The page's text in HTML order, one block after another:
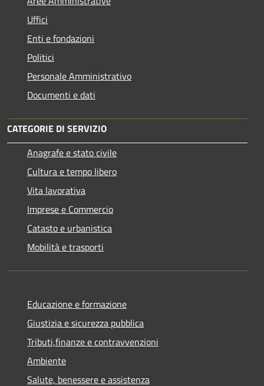
Uffici
Enti e fondazioni
Politici
Personale Amministrativo
Documenti e dati
CATEGORIE DI SERVIZIO
Anagrafe e stato civile
Cultura e tempo libero
Vita lavorativa
Imprese e Commercio
Catasto e urbanistica
Mobilità e trasporti
Educazione e formazione
Giustizia e sicurezza pubblica
Tributi,finanze e contravvenzioni
Ambiente
Salute, benessere e assistenza